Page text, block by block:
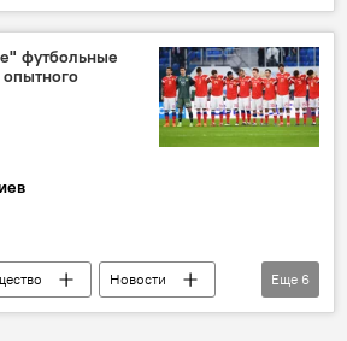
ФИФА-2018
2018 года в России
мира по футболу
футбольные
Новости
Россия
Еще 6